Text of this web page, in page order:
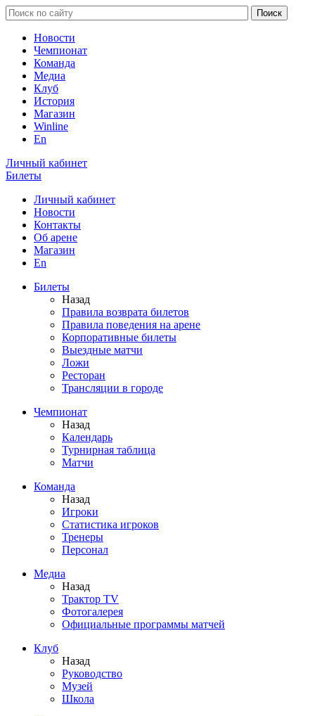
Новости
Чемпионат
Команда
Медиа
Клуб
История
Магазин
Winline
En
Личный кабинет
Билеты
Личный кабинет
Новости
Контакты
Об арене
Магазин
En
Билеты
Назад
Правила возврата билетов
Правила поведения на арене
Корпоративные билеты
Выездные матчи
Ложи
Ресторан
Трансляции в городе
Чемпионат
Назад
Календарь
Турнирная таблица
Матчи
Команда
Назад
Игроки
Статистика игроков
Тренеры
Персонал
Медиа
Назад
Трактор TV
Фотогалерея
Официальные программы матчей
Клуб
Назад
Руководство
Музей
Школа